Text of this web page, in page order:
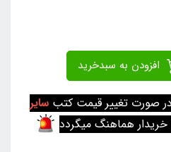
صورت تغییر قیمت کتب سایر
خریدار هماهنگ میگردد